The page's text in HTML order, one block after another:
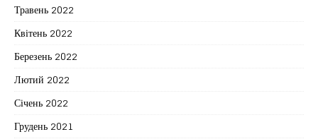
Травень 2022
Квітень 2022
Березень 2022
Лютий 2022
Січень 2022
Грудень 2021